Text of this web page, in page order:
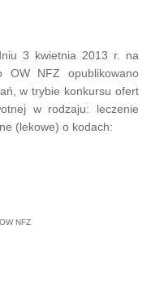
3 kwietnia 2013 r. na
OW NFZ opublikowano
w trybie konkursu ofert
w rodzaju: leczenie
(lekowe) o kodach:
NFZ